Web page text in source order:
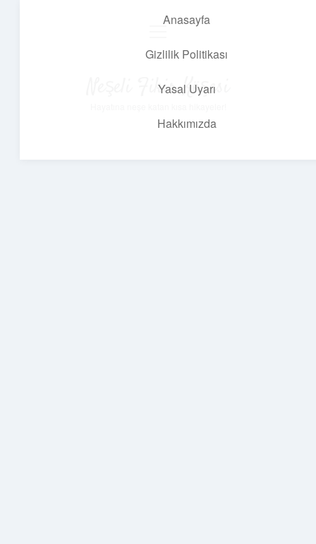
Anasayfa
Gizlilik Politikası
Yasal Uyarı
Hakkımızda
Neşeli Fikir Köşesi